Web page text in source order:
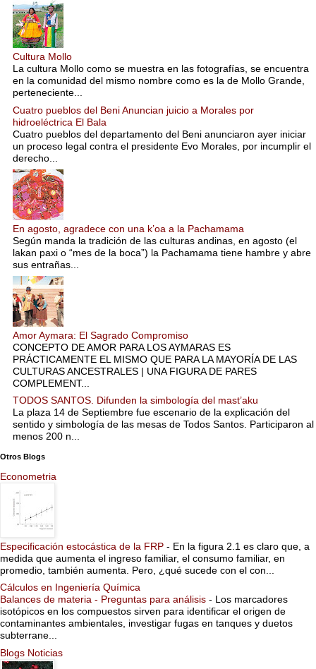
Cultura Mollo
La cultura Mollo como se muestra en las fotografías, se encuentra
en la comunidad del mismo nombre como es la de Mollo Grande,
perteneciente...
Cuatro pueblos del Beni Anuncian juicio a Morales por
hidroeléctrica El Bala
Cuatro pueblos del departamento del Beni anunciaron ayer iniciar
un proceso legal contra el presidente Evo Morales, por incumplir el
derecho...
En agosto, agradece con una k’oa a la Pachamama
Según manda la tradición de las culturas andinas, en agosto (el
lakan paxi o “mes de la boca”) la Pachamama tiene hambre y abre
sus entrañas...
Amor Aymara: El Sagrado Compromiso
CONCEPTO DE AMOR PARA LOS AYMARAS ES
PRÁCTICAMENTE EL MISMO QUE PARA LA MAYORÍA DE LAS
CULTURAS ANCESTRALES | UNA FIGURA DE PARES
COMPLEMENT...
TODOS SANTOS. Difunden la simbología del mast’aku
La plaza 14 de Septiembre fue escenario de la explicación del
sentido y simbología de las mesas de Todos Santos. Participaron al
menos 200 n...
Otros Blogs
Econometria
Especificación estocástica de la FRP - En la figura 2.1 es claro que, a
medida que aumenta el ingreso familiar, el consumo familiar, en
promedio, también aumenta. Pero, ¿qué sucede con el con...
Cálculos en Ingeniería Química
Balances de materia - Preguntas para análisis - Los marcadores
isotópicos en los compuestos sirven para identificar el origen de
contaminantes ambientales, investigar fugas en tanques y duetos
subterrane...
Blogs Noticias